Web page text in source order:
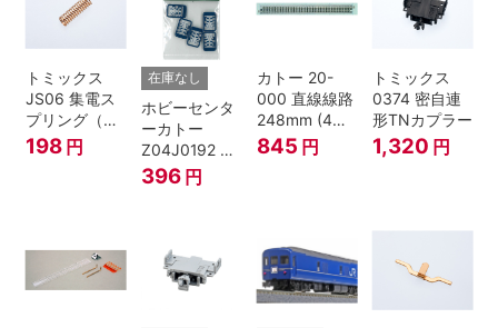
トミックス
JS06 集電ス
プリング（Ｌ
=7.5mm・4個
入） 鉄道模型
198 円
在庫なし
ホビーセンタ
ーカトー
Z04J0192 ク
モハ115 横須
賀色 ジャンパ
396 円
カトー 20-
000 直線線路
248mm (4本
入) Nゲージ
845 円
トミックス
0374 密自連
形TNカプラー
1,320 円